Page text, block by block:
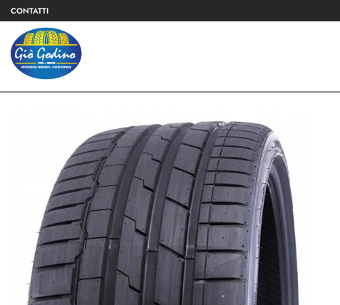
CONTATTI